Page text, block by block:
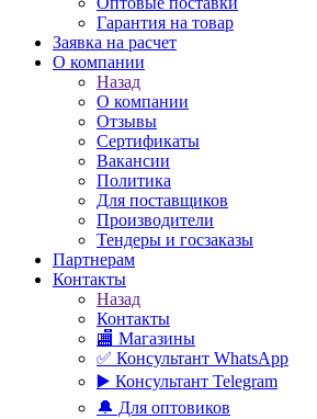
Гарантия на товар
Заявка на расчет
О компании
Назад
О компании
Отзывы
Сертификаты
Вакансии
Политика
Для поставщиков
Производители
Тендеры и госзаказы
Партнерам
Контакты
Назад
Контакты
🏬 Магазины
✅️ Консультант WhatsApp
▶️ Консультант Telegram
🔔 Для оптовиков